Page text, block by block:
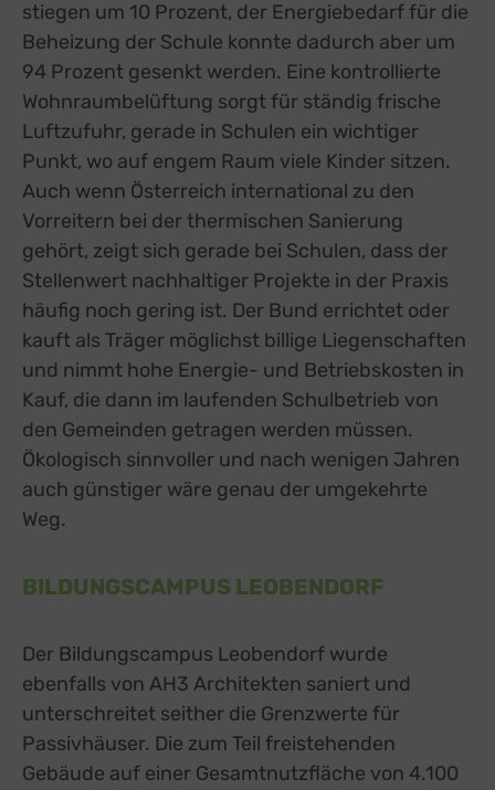
stiegen um 10 Prozent, der Energiebedarf für die
Beheizung der Schule konnte dadurch aber um
94 Prozent gesenkt werden. Eine kontrollierte
Wohnraumbelüftung sorgt für ständig frische
Luftzufuhr, gerade in Schulen ein wichtiger
Punkt, wo auf engem Raum viele Kinder sitzen.
Auch wenn Österreich international zu den
Vorreitern bei der thermischen Sanierung
gehört, zeigt sich gerade bei Schulen, dass der
Stellenwert nachhaltiger Projekte in der Praxis
häufig noch gering ist. Der Bund errichtet oder
kauft als Träger möglichst billige Liegenschaften
und nimmt hohe Energie- und Betriebskosten in
Kauf, die dann im laufenden Schulbetrieb von
den Gemeinden getragen werden müssen.
Ökologisch sinnvoller und nach wenigen Jahren
auch günstiger wäre genau der umgekehrte
Weg.
BILDUNGSCAMPUS LEOBENDORF
Der Bildungscampus Leobendorf wurde
ebenfalls von AH3 Architekten saniert und
unterschreitet seither die Grenzwerte für
Passivhäuser. Die zum Teil freistehenden
Gebäude auf einer Gesamtnutzfläche von 4.100
Google Forms (Free)
Google Ireland Limited, Irland
zu Google Forms
Switch zum
Open Street Map
OpenStreetMap Foundation
Details zu Open Street
Switch zum
Spotteron Maps
Spotteron GmbH, Österreich
Typeform
TYPEFORM S.L., Spanien
Detailszu Typeform
Vimeo Inc., USA
Details
YouTube
Google Ireland Limited, Irland
Detailszu YouTube
Switch zum